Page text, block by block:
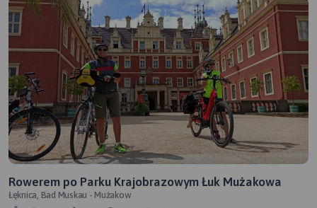
Rowerem po Parku Krajobrazowym Łuk Mużakowa
Łęknica, Bad Muskau - Mużakow